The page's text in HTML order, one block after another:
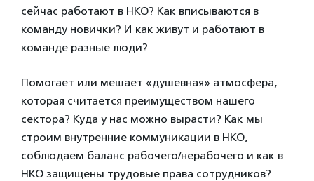
сейчас работают в НКО? Как вписываются в
команду новички? И как живут и работают в
команде разные люди?
Помогает или мешает «душевная» атмосфера,
которая считается преимуществом нашего
сектора? Куда у нас можно вырасти? Как мы
строим внутренние коммуникации в НКО,
соблюдаем баланс рабочего/нерабочего и как в
НКО защищены трудовые права сотрудников?